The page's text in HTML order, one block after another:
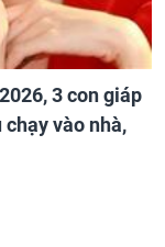
3 con giáp
vào nhà,